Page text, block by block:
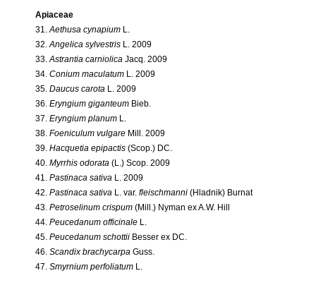
Apiaceae
31.Aethusa cynapium L.
32.Angelica sylvestris L. 2009
33.Astrantia carniolica Jacq. 2009
34. Conium maculatum L. 2009
35. Daucus carota L. 2009
36. Eryngium giganteum Bieb.
37. Eryngium planum L.
38. Foeniculum vulgare Mill. 2009
39. Hacquetia epipactis (Scop.) DC.
40. Myrrhis odorata (L.) Scop. 2009
41. Pastinaca sativa L. 2009
42. Pastinaca sativa L. var. fleischmanni (Hladnik) Burnat
43. Petroselinum crispum (Mill.) Nyman ex A.W. Hill
44. Peucedanum officinale L.
45. Peucedanum schottii Besser ex DC.
46. Scandix brachycarpa Guss.
47. Smyrnium perfoliatum L.